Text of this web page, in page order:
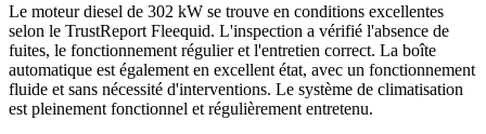
Le moteur diesel de 302 kW se trouve en conditions excellentes
selon le TrustReport Fleequid. L'inspection a vérifié l'absence de
fuites, le fonctionnement régulier et l'entretien correct. La boîte
automatique est également en excellent état, avec un fonctionnement
fluide et sans nécessité d'interventions. Le système de climatisation
est pleinement fonctionnel et régulièrement entretenu.